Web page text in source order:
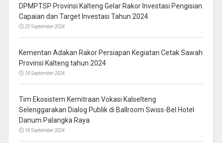
DPMPTSP Provinsi Kalteng Gelar Rakor Investasi Pengisian
Capaian dan Target Investasi Tahun 2024
23 September 2024
Kementan Adakan Rakor Persiapan Kegiatan Cetak Sawah
Provinsi Kalteng tahun 2024
18 September 2024
Tim Ekosistem Kemitraan Vokasi Kalselteng
Selenggarakan Dialog Publik di Ballroom Swiss-Bel Hotel
Danum Palangka Raya
18 September 2024